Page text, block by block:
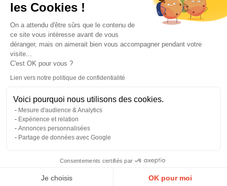
les Cookies !
On a attendu d'être sûrs que le contenu de
ce site vous intéresse avant de vous
déranger, mais on aimerait bien vous accompagner pendant votre
visite...
C'est OK pour vous ?
Lien vers notre politique de confidentialité
Voici pourquoi nous utilisons des cookies.
Mesure d'audience & Analytics
Expérience et relation
Annonces personnalisées
Partage de données avec Google
Consentements certifiés par
Je choisis OK pour moi
0
Favoris Compte
Modes de paiement acceptés
© Pier Import
Mentions legales· Credits·Plan du site